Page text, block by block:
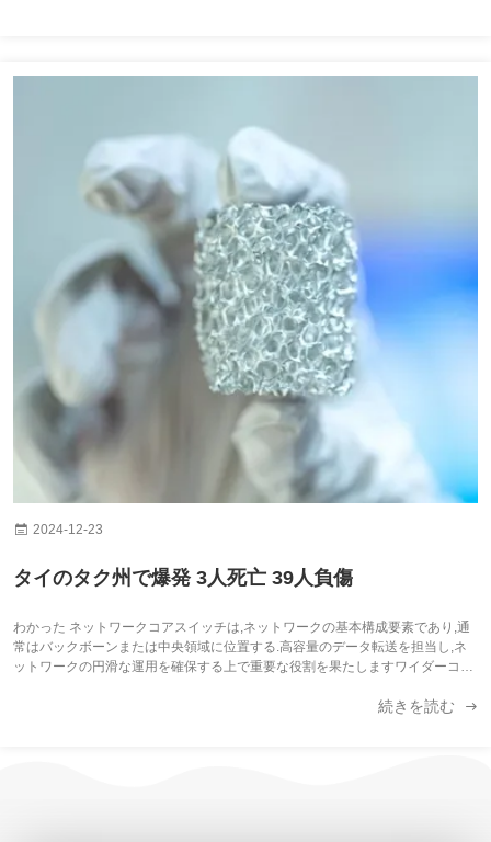
2024-12-23
タイのタク州で爆発 3人死亡 39人負傷
わかった ネットワークコアスイッチは,ネットワークの基本構成要素であり,通
常はバックボーンまたは中央領域に位置する.高容量のデータ転送を担当し,ネ
ットワークの円滑な運用を確保する上で重要な役割を果たしますワイダーコア
トウェイとして機能し,ルーターを通じてサーバー,インターネットサービスプ
続きを読む